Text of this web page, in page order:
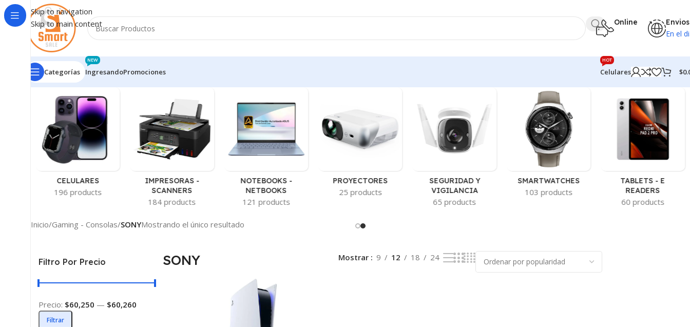
Skip to navigation
Skip to main content
Online Envios
En el
Categorías Ingresando
NEW
Promociones Celulares
HOT
$
CELULARES
196 products
IMPRESORAS -
SCANNERS
184 products
NOTEBOOKS -
NETBOOKS
121 products
PROYECTORES
25 products
SEGURIDAD Y
VIGILANCIA
65 products
SMARTWATCHES
103 products
TABLETS - E
READERS
60 products
Inicio/Gaming - Consolas/SONYMostrando el único resultado
Filtro Por Precio
Filtrar
Precio: $60,250 — $60,260
SONY Mostrar 9 12 18 24